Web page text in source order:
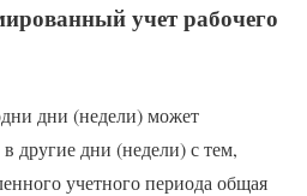
учет рабочего
дни (недели) может
другие дни (недели) с тем,
учетного периода общая